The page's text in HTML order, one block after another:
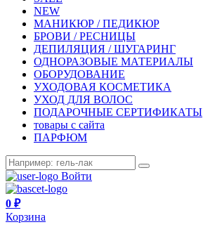
NEW
МАНИКЮР / ПЕДИКЮР
БРОВИ / РЕСНИЦЫ
ДЕПИЛЯЦИЯ / ШУГАРИНГ
ОДНОРАЗОВЫЕ МАТЕРИАЛЫ
ОБОРУДОВАНИЕ
УХОДОВАЯ КОСМЕТИКА
УХОД ДЛЯ ВОЛОС
ПОДАРОЧНЫЕ СЕРТИФИКАТЫ
товары с сайта
ПАРФЮМ
Войти
0 ₽
Корзина